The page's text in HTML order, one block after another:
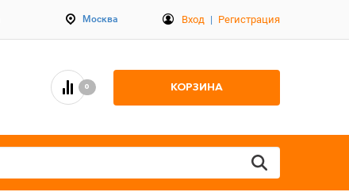
Москва Вход | Регистрация
0 КОРЗИНА